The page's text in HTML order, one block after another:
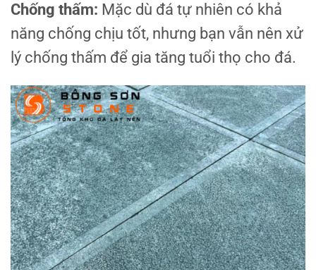
Chống thấm: Mặc dù đá tự nhiên có khả
năng chống chịu tốt, nhưng bạn vẫn nên xử
lý chống thấm để gia tăng tuổi thọ cho đá.